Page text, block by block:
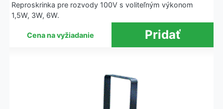
Reproskrinka pre rozvody 100V s voliteľným výkonom
1,5W, 3W, 6W.
Cena na vyžiadanie